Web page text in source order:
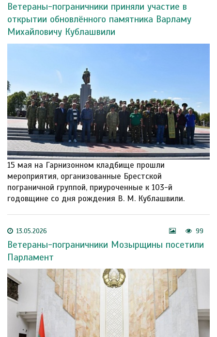
Ветераны-пограничники приняли участие в
открытии обновлённого памятника Варламу
Михайловичу Кублашвили
15 мая на Гарнизонном кладбище прошли
мероприятия, организованные Брестской
пограничной группой, приуроченные к 103-й
годовщине со дня рождения В. М. Кублашвили.
13.05.2026 99
Ветераны-пограничники Мозырщины посетили
Парламент